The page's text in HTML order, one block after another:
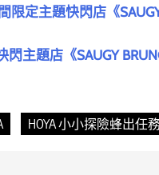
定主題快閃店《
主題店《SAUGY
HOYA 小小探險蜂出任